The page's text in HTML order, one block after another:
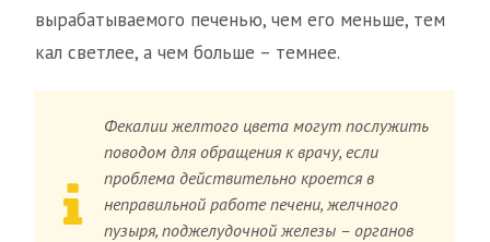
вырабатываемого печенью, чем его меньше, тем
кал светлее, а чем больше – темнее.
Фекалии желтого цвета могут послужить
поводом для обращения к врачу, если
проблема действительно кроется в
неправильной работе печени, желчного
пузыря, поджелудочной железы – органов